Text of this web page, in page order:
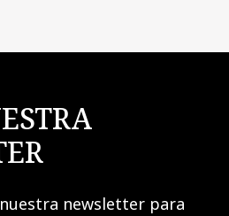
newsletter para